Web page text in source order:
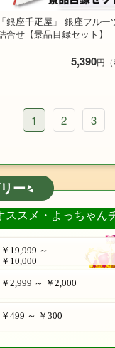
「銀座千疋屋」 銀座フルー
合せ【景品目録セット】
5,390円（
1 2 3
ー
ススメ・よっちゃん
￥19,999 ～
￥10,000
￥2,999 ～ ￥2,000
￥499 ～ ￥300